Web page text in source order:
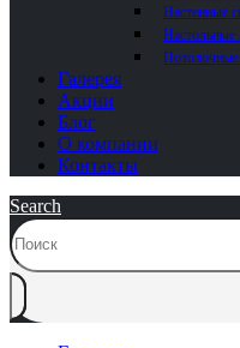
Настенные
Потолочные
Галерея
Акции
Блог
О компании
Контакты
Search